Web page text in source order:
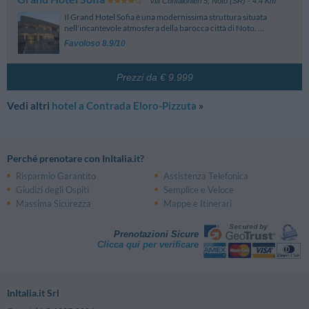
Il Grand Hotel Sofia è una modernissima struttura situata
nell'incantevole atmosfera della barocca città di Noto. ...
Favoloso 8.9/10
Prezzi da € 9.999
Vedi altri hotel a Contrada Eloro-Pizzuta »
Perché prenotare con InItalia.it?
Risparmio Garantito
Assistenza Telefonica
Giudizi degli Ospiti
Semplice e Veloce
Massima Sicurezza
Mappe e Itinerari
Prenotazioni Sicure
Clicca qui per verificare
InItalia.it Srl